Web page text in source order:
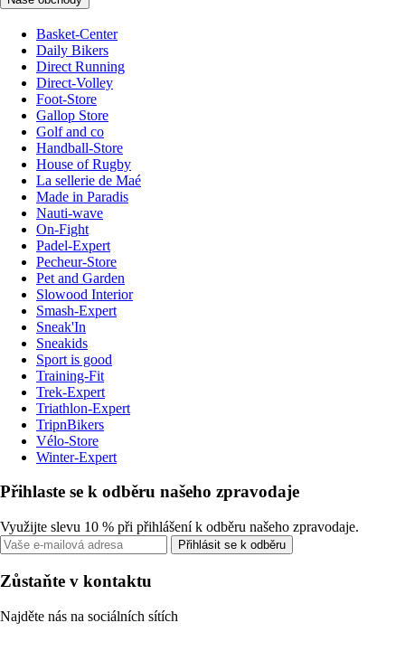
Basket-Center
Daily Bikers
Direct Running
Direct-Volley
Foot-Store
Gallop Store
Golf and co
Handball-Store
House of Rugby
La sellerie de Maé
Made in Paradis
Nauti-wave
On-Fight
Padel-Expert
Pecheur-Store
Pet and Garden
Slowood Interior
Smash-Expert
Sneak'In
Sneakids
Sport is good
Training-Fit
Trek-Expert
Triathlon-Expert
TripnBikers
Vélo-Store
Winter-Expert
Přihlaste se k odběru našeho zpravodaje
Využijte slevu 10 % při přihlášení k odběru našeho zpravodaje.
Přihlásit se k odběru
Zůstaňte v kontaktu
Najděte nás na sociálních sítích